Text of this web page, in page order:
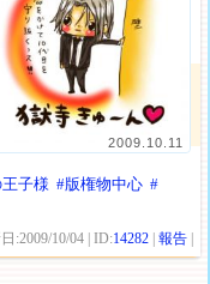
2009.10.11
子様 #版権物中心 #
日:2009/10/04 | ID:14282 |報告